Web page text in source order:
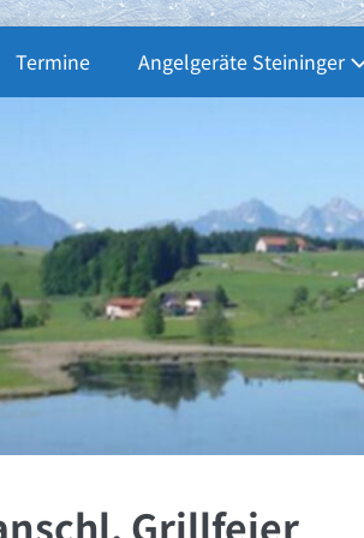
Termine Angelgeräte Steininger
Grillfeier